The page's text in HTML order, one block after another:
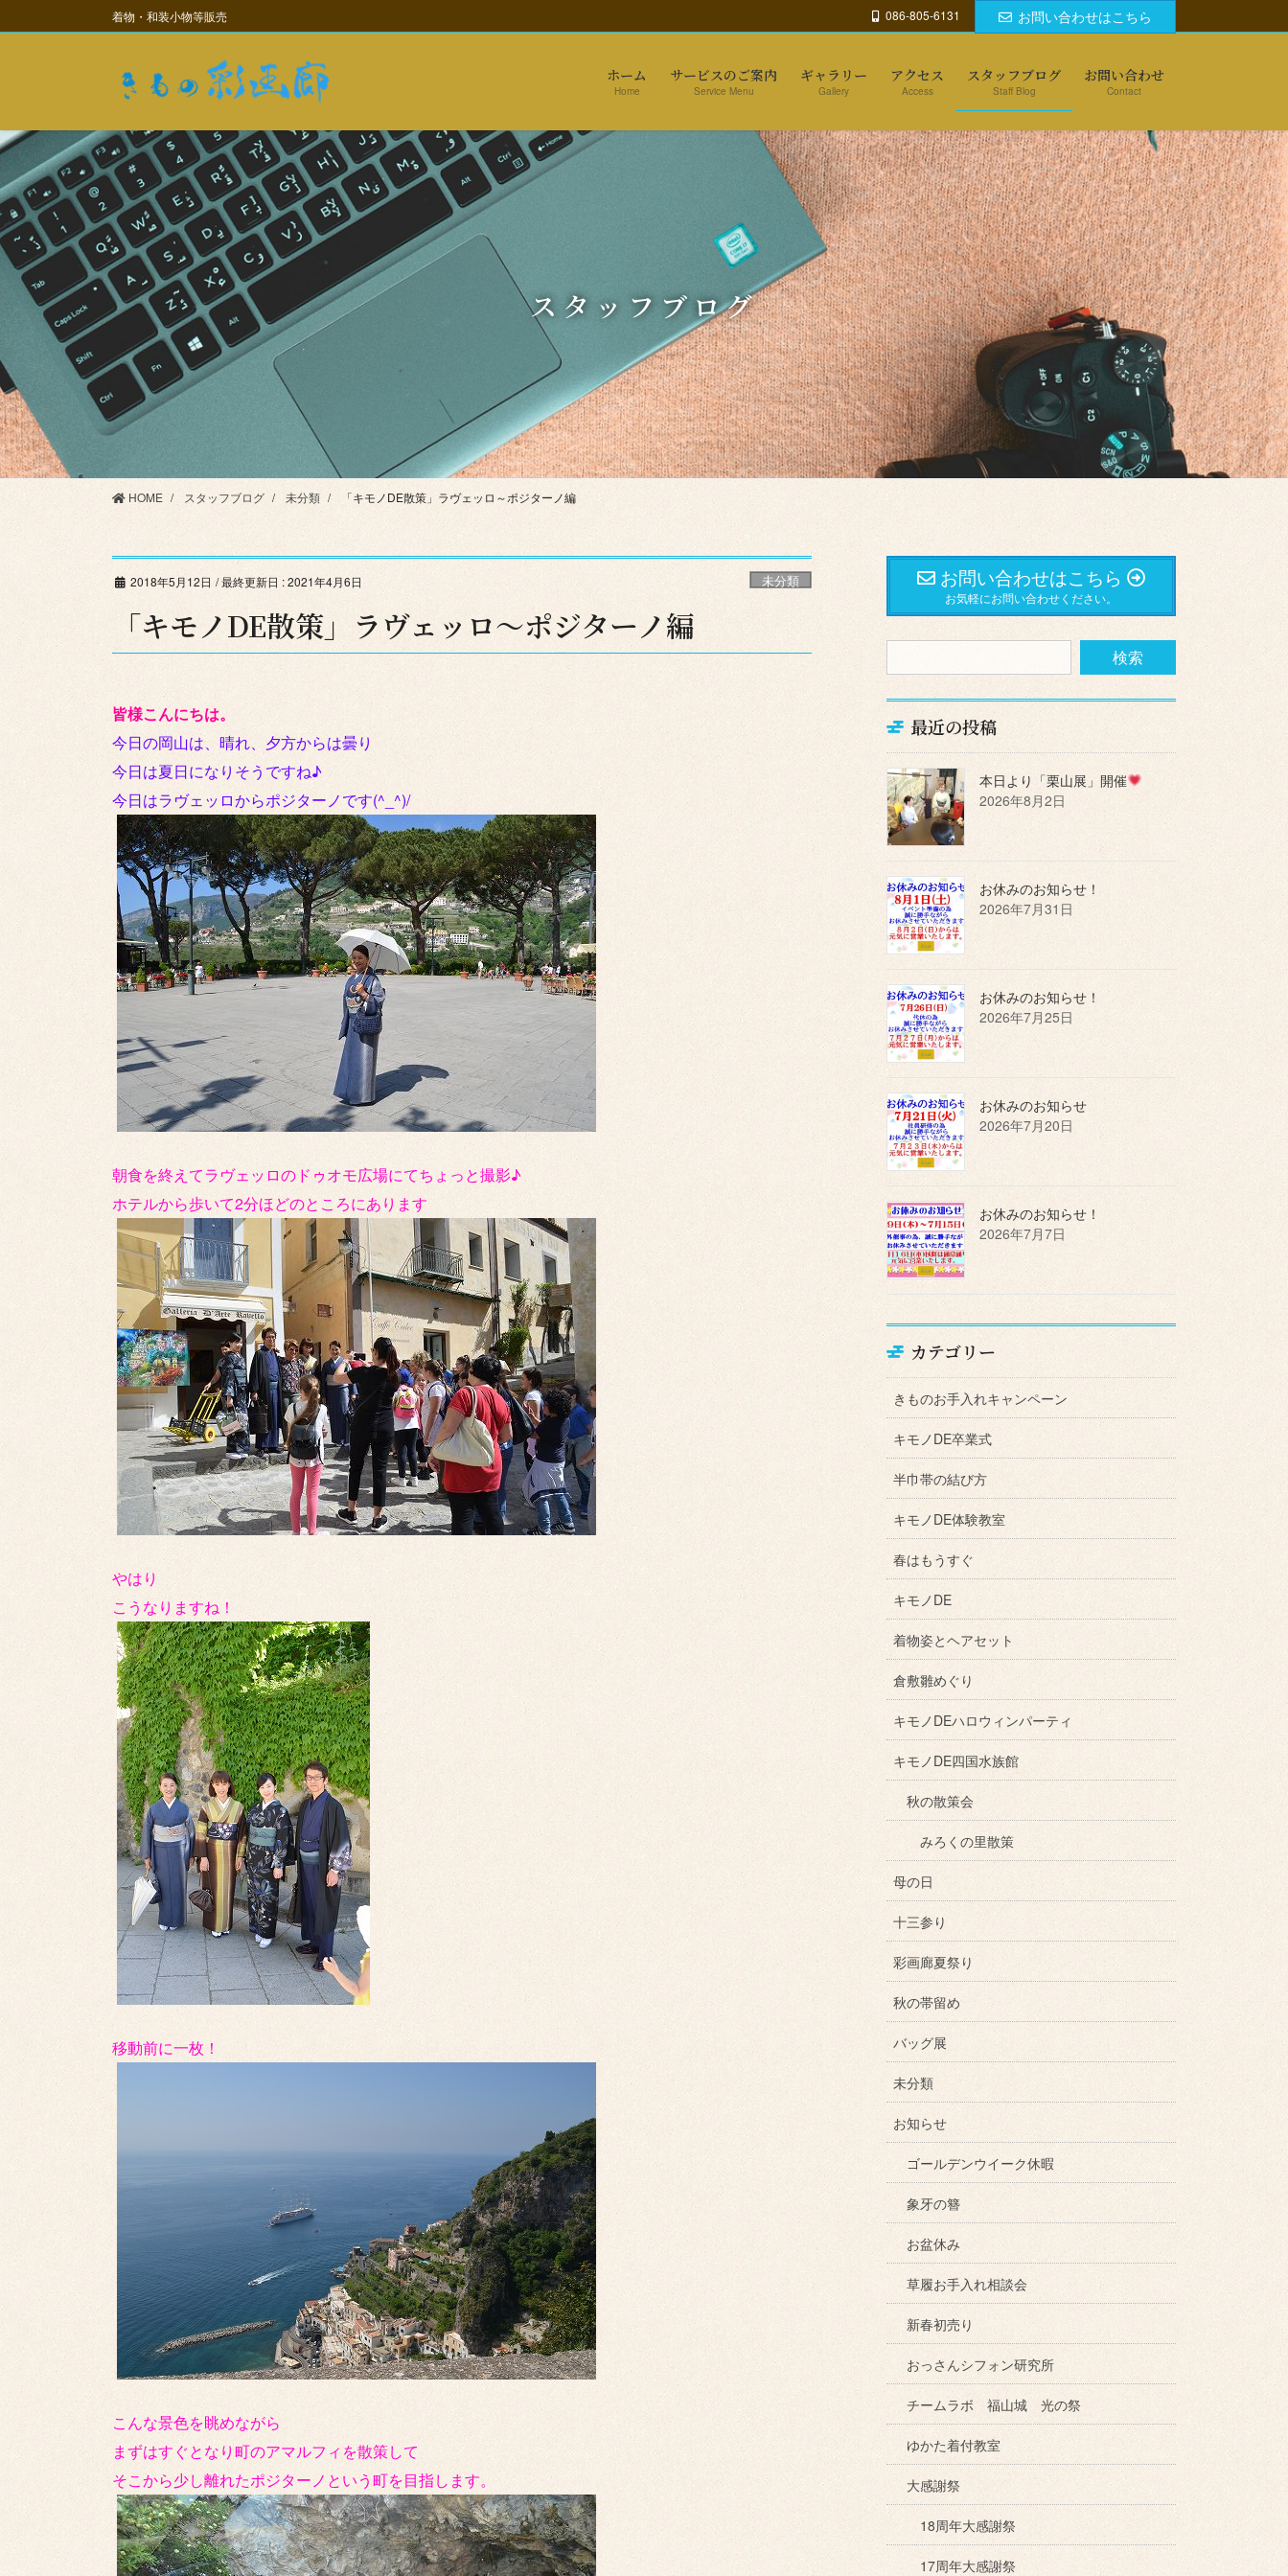
ン
に
移
ビ
ョ
ン
移
動
着物・和装小物等販売 086-805-6131 お問い合わせはこちら
ホーム
Home
サービスのご案内
Service Menu
ギャラリー
Gallery
アクセス
Access
スタッフブログ
Staff Blog
お問い合わせ
Contact
スタッフブログ
HOME スタッフブログ 未分類 「キモノDE散策」ラヴェッロ～ポジターノ編
2018年5月12日 / 最終更新日 :2021年4月6日 未分類
「キモノDE散策」ラヴェッロ～ポジターノ編
皆様こんにちは。
今日の岡山は、晴れ、夕方からは曇り
今日は夏日になりそうですね♪
今日はラヴェッロからポジターノです(^_^)/
朝食を終えてラヴェッロのドゥオモ広場にてちょっと撮影♪
ホテルから歩いて2分ほどのところにあります
やはり
こうなりますね！
移動前に一枚！
こんな景色を眺めながら
まずはすぐとなり町のアマルフィを散策して
そこから少し離れたポジターノという町を目指します。
お問い合わせはこちら
お気軽にお問い合わせください。
最近の投稿
本日より「栗山展」開催
2026年8月2日
お休みのお知らせ！
2026年7月31日
お休みのお知らせ！
2026年7月25日
お休みのお知らせ
2026年7月20日
お休みのお知らせ！
2026年7月7日
カテゴリー
きものお手入れキャンペーン
キモノDE卒業式
半巾帯の結び方
キモノDE体験教室
春はもうすぐ
キモノDE
着物姿とヘアセット
倉敷雛めぐり
キモノDEハロウィンパーティ
キモノDE四国水族館
秋の散策会
みろくの里散策
母の日
十三参り
彩画廊夏祭り
秋の帯留め
バッグ展
未分類
お知らせ
ゴールデンウイーク休暇
象牙の簪
お盆休み
草履お手入れ相談会
新春初売り
おっさんシフォン研究所
チームラボ 福山城 光の祭
ゆかた着付教室
大感謝祭
18周年大感謝祭
17周年大感謝祭